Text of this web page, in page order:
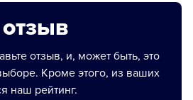
отзыв, и, может быть, это
Кроме этого, из ваших
наш рейтинг.